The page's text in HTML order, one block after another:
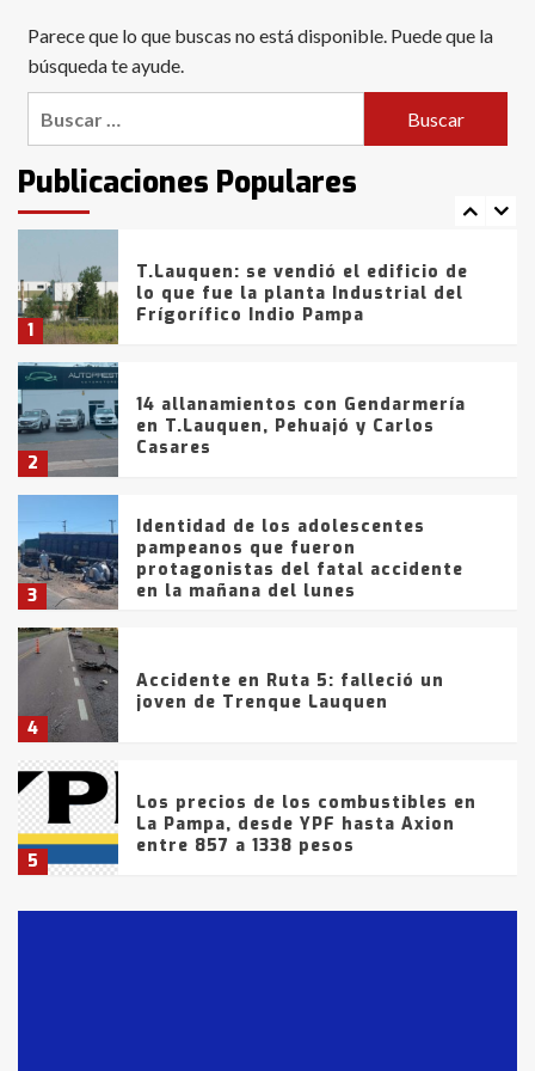
Parece que lo que buscas no está disponible. Puede que la
búsqueda te ayude.
Publicaciones Populares
6
con lluvias y heladas, en gran parte
de la provincia
intentaron evadir a la Policía
fueron detenidos por
comercialización de drogas en la
tarde del sábado
1
T.Lauquen: se vendió el edificio de
lo que fue la planta Industrial del
Frígorífico Indio Pampa
2
14 allanamientos con Gendarmería
en T.Lauquen, Pehuajó y Carlos
Casares
3
Identidad de los adolescentes
pampeanos que fueron
protagonistas del fatal accidente
en la mañana del lunes
4
Accidente en Ruta 5: falleció un
joven de Trenque Lauquen
5
Los precios de los combustibles en
La Pampa, desde YPF hasta Axion
entre 857 a 1338 pesos